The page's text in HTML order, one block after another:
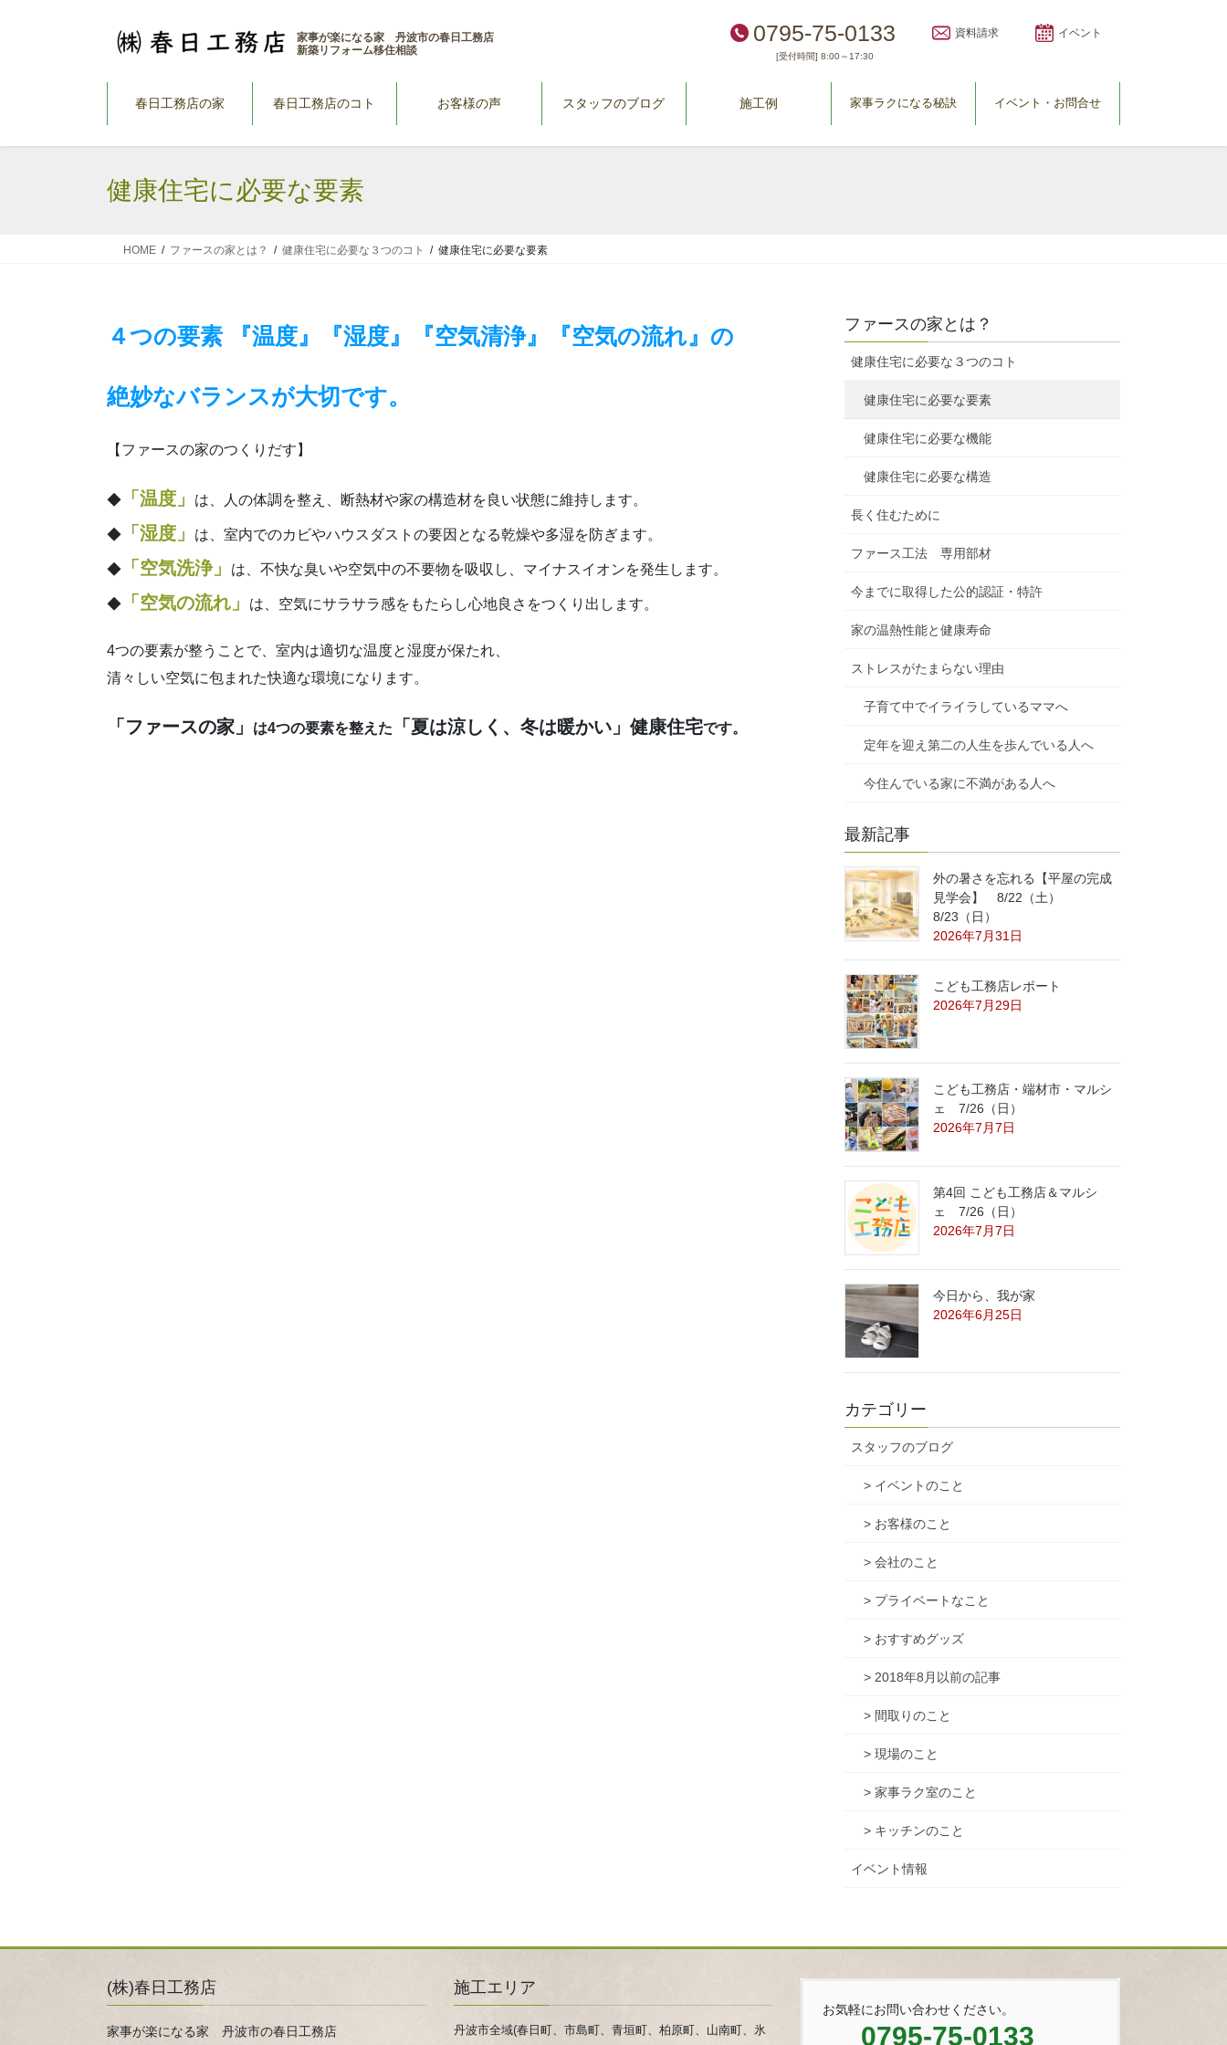
家事が楽になる家 丹波市の春日工務店
新築リフォーム移住相談
0795-75-0133
[受付時間] 8:00～17:30
資料請求 イベント
春日工務店の家 春日工務店のコト お客様の声 スタッフのブログ 施工例 家事ラクになる秘訣 イベント・お問合せ
健康住宅に必要な要素
HOME ファースの家とは？ 健康住宅に必要な３つのコト 健康住宅に必要な要素
４つの要素 『温度』『湿度』『空気清浄』『空気の流れ』の
絶妙なバランスが大切です。
【ファースの家のつくりだす】
◆ 「温度」 は、人の体調を整え、断熱材や家の構造材を良い状態に維持します。
◆ 「湿度」 は、室内でのカビやハウスダストの要因となる乾燥や多湿を防ぎます。
◆ 「空気洗浄」 は、不快な臭いや空気中の不要物を吸収し、マイナスイオンを発生します。
◆ 「空気の流れ」 は、空気にサラサラ感をもたらし心地良さをつくり出します。
4つの要素が整うことで、室内は適切な温度と湿度が保たれ、
清々しい空気に包まれた快適な環境になります。
「ファースの家」 は4つの要素を整えた 「夏は涼しく、冬は暖かい」健康住宅です。
ファースの家とは？
健康住宅に必要な３つのコト
健康住宅に必要な要素
健康住宅に必要な機能
健康住宅に必要な構造
長く住むために
ファース工法 専用部材
今までに取得した公的認証・特許
家の温熱性能と健康寿命
ストレスがたまらない理由
子育て中でイライラしているママへ
定年を迎え第二の人生を歩んでいる人へ
今住んでいる家に不満がある人へ
最新記事
外の暑さを忘れる【平屋の完成
見学会】 8/22（土）
8/23（日）
2026年7月31日
こども工務店レポート
2026年7月29日
こども工務店・端材市・マルシ
ェ 7/26（日）
2026年7月7日
第4回 こども工務店＆マルシ
ェ 7/26（日）
2026年7月7日
今日から、我が家
2026年6月25日
カテゴリー
スタッフのブログ
> イベントのこと
> お客様のこと
> 会社のこと
> プライベートなこと
> おすすめグッズ
> 2018年8月以前の記事
> 間取りのこと
> 現場のこと
> 家事ラク室のこと
> キッチンのこと
イベント情報
(株)春日工務店
家事が楽になる家 丹波市の春日工務店
施工エリア
丹波市全域(春日町、市島町、青垣町、柏原町、山南町、氷
お気軽にお問い合わせください。
0795-75-0133